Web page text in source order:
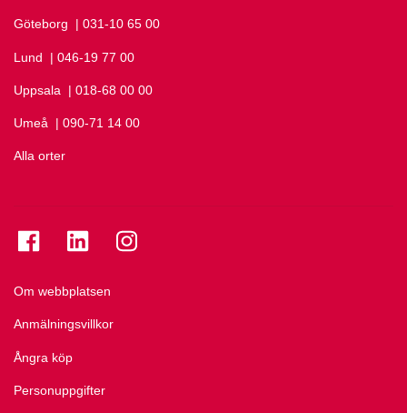
Göteborg Ring Göteborg på
| 031-10 65 00
Lund Ring Lund på
| 046-19 77 00
Uppsala Ring Uppsala på
| 018-68 00 00
Umeå Ring Umeå på
| 090-71 14 00
Alla orter
Om webbplatsen
Anmälningsvillkor
Ångra köp
Personuppgifter
Se folkuniversitetet på Facebook
Se folkuniversitetet på LinkedIn